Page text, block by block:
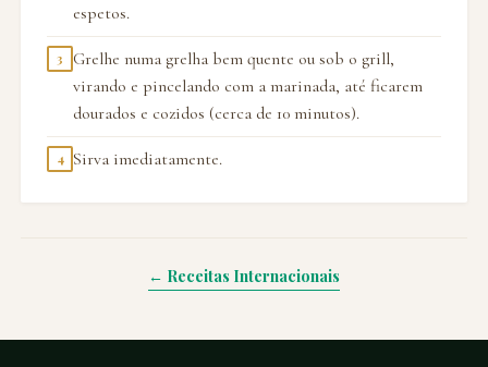
espetos.
3
Grelhe numa grelha bem quente ou sob o grill,
virando e pincelando com a marinada, até ficarem
dourados e cozidos (cerca de 10 minutos).
4 Sirva imediatamente.
← Receitas Internacionais